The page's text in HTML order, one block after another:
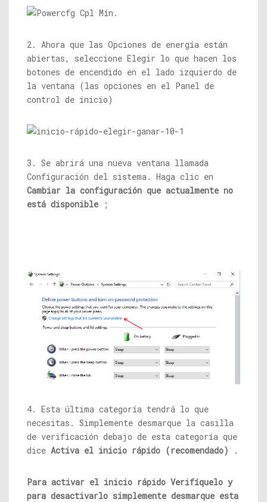
2. Ahora que las Opciones de energía están
abiertas, seleccione Elegir lo que hacen los
botones de encendido en el lado izquierdo de
la ventana (las opciones en el Panel de
control de inicio)
3. Se abrirá una nueva ventana llamada
Configuración del sistema. Haga clic en
Cambiar la configuración que actualmente no
está disponible ;
4. Esta última categoría tendrá lo que
necesitas. Simplemente desmarque la casilla
de verificación debajo de esta categoría que
dice Activa el inicio rápido (recomendado) .
Para activar el inicio rápido Verifíquelo y
para desactivarlo simplemente desmarque esta